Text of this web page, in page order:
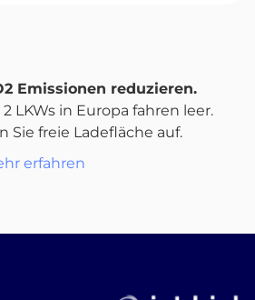
Emissionen reduzieren.
2 LKWs in Europa fahren leer.
Sie freie Ladefläche auf.
erfahren